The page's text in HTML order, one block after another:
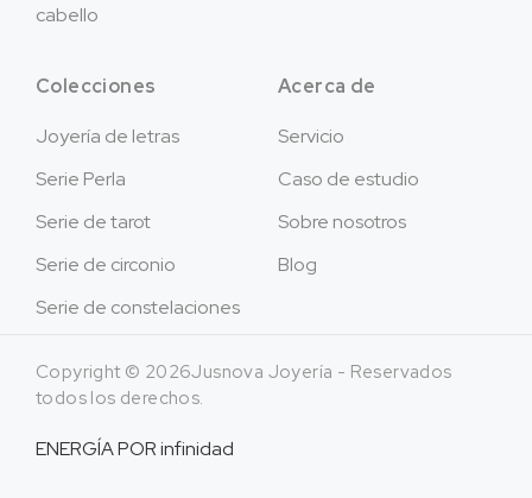
cabello
Colecciones
Joyería de letras
Serie Perla
Serie de tarot
Serie de circonio
Serie de constelaciones
Acerca de
Servicio
Caso de estudio
Sobre nosotros
Blog
Copyright © 2026Jusnova Joyería - Reservados
todos los derechos.
ENERGÍA PORinfinidad